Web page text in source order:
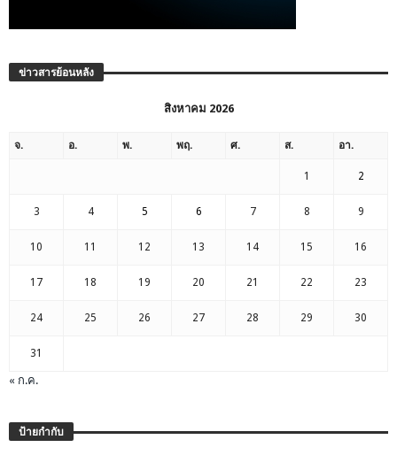
ข่าวสารย้อนหลัง
สิงหาคม 2026
จ. อ. พ. พฤ. ศ. ส. อา.
1 2
3 4 5 6 7 8 9
10 11 12 13 14 15 16
17 18 19 20 21 22 23
24 25 26 27 28 29 30
31
« ก.ค.
ป้ายกำกับ